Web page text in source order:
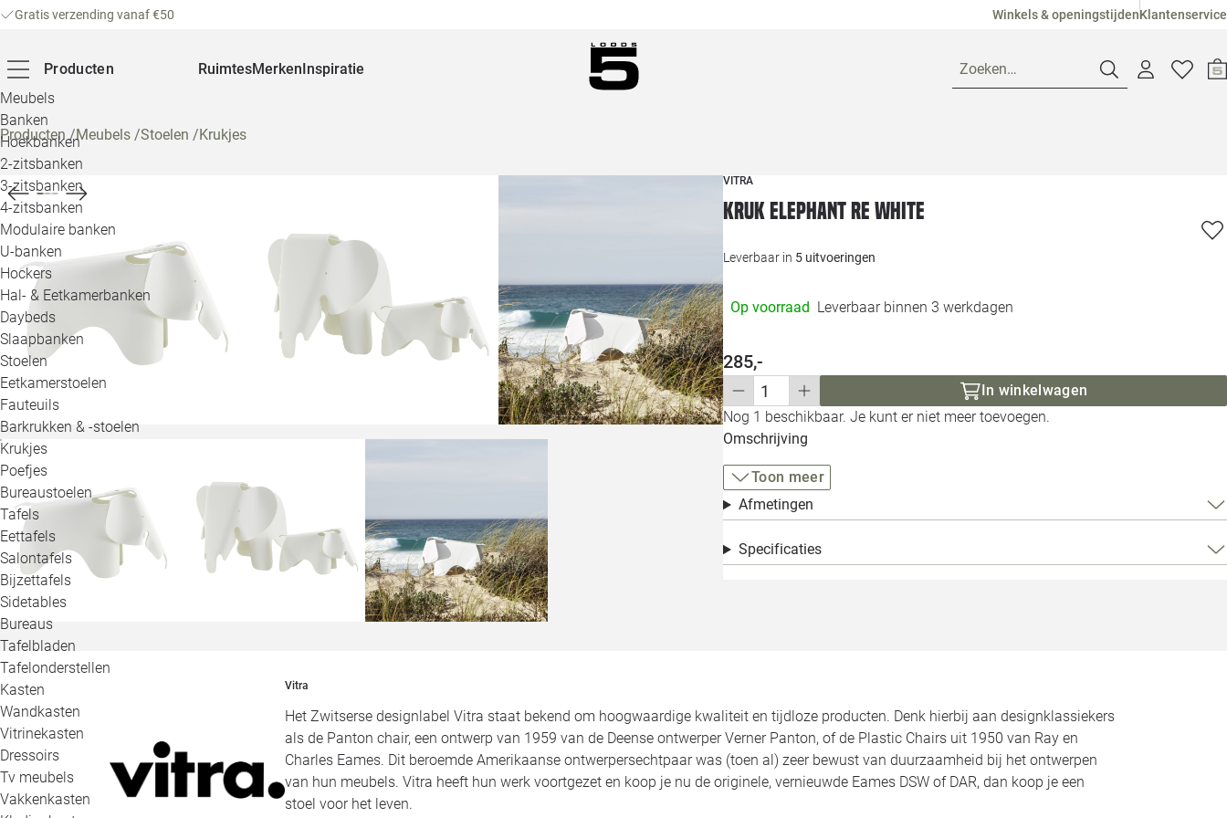
Gratis verzending vanaf €50 Winkels & openingstijdenKlantenservice
Producten
Meubels
Banken
Hoekbanken
2-zitsbanken
3-zitsbanken
4-zitsbanken
Modulaire banken
U-banken
Hockers
Hal- & Eetkamerbanken
Daybeds
Slaapbanken
Stoelen
Eetkamerstoelen
Fauteuils
Barkrukken & -stoelen
Krukjes
Poefjes
Bureaustoelen
Tafels
Eettafels
Salontafels
Bijzettafels
Sidetables
Bureaus
Tafelbladen
Tafelonderstellen
Kasten
Wandkasten
Vitrinekasten
Dressoirs
Tv meubels
Vakkenkasten
RuimtesMerkenInspiratie Zoeken…
Klantenservice
Loods 5
Loods 5
Alle
Producten/Meubels /Stoelen /Krukjes
VITRA
Kruk Elephant RE white
Leverbaar in 5 uitvoeringen
Op voorraad Leverbaar binnen 3 werkdagen
285,-
In winkelwagen
Nog 1 beschikbaar. Je kunt er niet meer toevoegen.
Omschrijving
Toon meer
Afmetingen
Specificaties
Vitra
Het Zwitserse designlabel Vitra staat bekend om hoogwaardige kwaliteit en tijdloze producten. Denk hierbij aan designklassiekers
als de Panton chair, een ontwerp van 1959 van de Deense ontwerper Verner Panton, of de Plastic Chairs uit 1950 van Ray en
Charles Eames. Dit beroemde Amerikaanse ontwerpersechtpaar was (toen al) zeer bewust van duurzaamheid bij het ontwerpen
van hun meubels. Vitra heeft hun werk voortgezet en koop je nu de originele, vernieuwde Eames DSW of DAR, dan koop je een
stoel voor het leven.